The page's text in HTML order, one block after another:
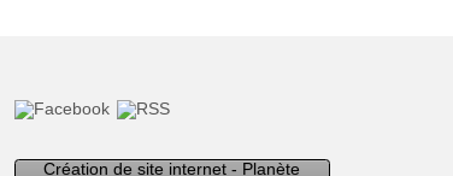
Création de site internet - Planète